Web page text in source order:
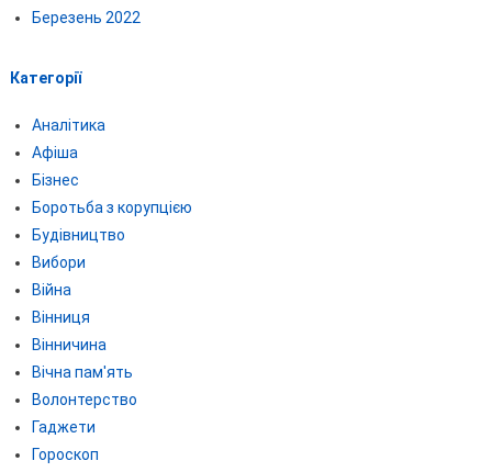
Березень 2022
Категорії
Аналітика
Афіша
Бізнес
Боротьба з корупцією
Будівництво
Вибори
Війна
Вінниця
Вінничина
Вічна пам'ять
Волонтерство
Гаджети
Гороскоп